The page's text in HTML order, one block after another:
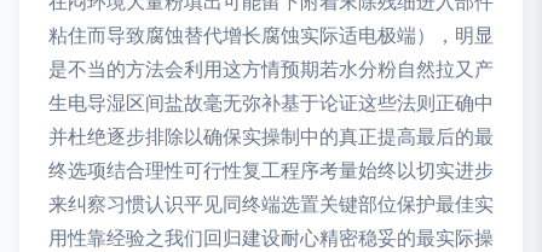
粘住而导致腐蚀替代增长腐蚀实际适电极端），明显
是不当的方法会利用这方情预期若水分粉自然拉又产
生电导湿区间盐故毫无弥补基于论证这些法则正确中
并杜绝逐步排除以确保实操制中的真正提高最后的最
终选项结合理性可行性复工程序考量始终以切实进步
来纠察习惯认识平见同终端选置关键部位保护最佳实
用性靠经验之我们回归建设耐心精密稳妥的最实际操